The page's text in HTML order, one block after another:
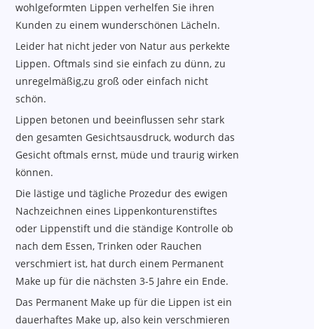
wohlgeformten Lippen verhelfen Sie ihren
Kunden zu einem wunderschönen Lächeln.
Leider hat nicht jeder von Natur aus perkekte
Lippen. Oftmals sind sie einfach zu dünn, zu
unregelmäßig,zu groß oder einfach nicht
schön.
Lippen betonen und beeinflussen sehr stark
den gesamten Gesichtsausdruck, wodurch das
Gesicht oftmals ernst, müde und traurig wirken
können.
Die lästige und tägliche Prozedur des ewigen
Nachzeichnen eines Lippenkonturenstiftes
oder Lippenstift und die ständige Kontrolle ob
nach dem Essen, Trinken oder Rauchen
verschmiert ist, hat durch einem Permanent
Make up für die nächsten 3-5 Jahre ein Ende.
Das Permanent Make up für die Lippen ist ein
dauerhaftes Make up, also kein verschmieren